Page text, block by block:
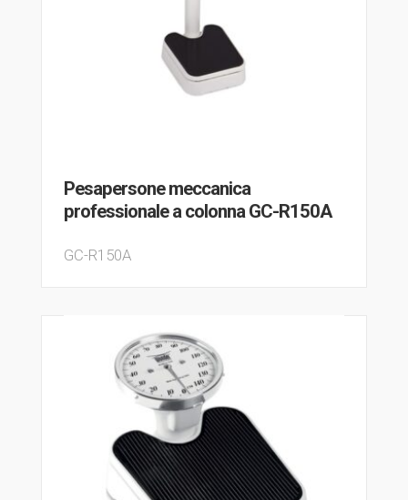
Pesapersone meccanica
professionale a colonna GC-R150A
GC-R150A